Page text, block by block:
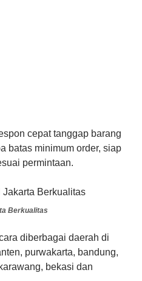
cepat tanggap barang
batas minimum order, siap
permintaan.
Berkualitas
diberbagai daerah di
purwakarta, bandung,
bekasi dan